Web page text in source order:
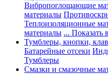
Вибропоглощающие
материалы
Теплоизоляционные
материалы ... Показать
Тумблеры, кнопки,
Батарейные отсеки
Тумблеры
Смазки и смазочные